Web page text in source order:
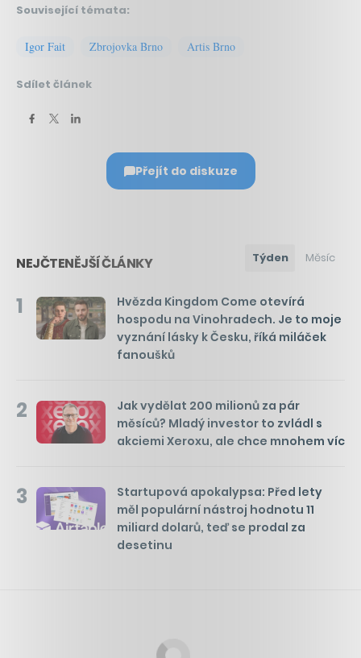
Související témata:
Igor Fait Zbrojovka Brno Artis Brno
Sdílet článek
Přejít do diskuze
NEJČTENĚJŠÍ ČLÁNKY Týden Měsíc
1
Hvězda Kingdom Come otevírá
hospodu na Vinohradech. Je to moje
vyznání lásky k Česku, říká miláček
fanoušků
2
Jak vydělat 200 milionů za pár
měsíců? Mladý investor to zvládl s
akciemi Xeroxu, ale chce mnohem víc
3
Startupová apokalypsa: Před lety
měl populární nástroj hodnotu 11
miliard dolarů, teď se prodal za
desetinu